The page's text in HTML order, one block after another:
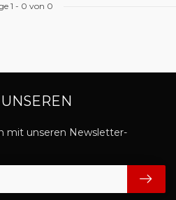
1 - 0 von 0
mit unseren Newsletter-